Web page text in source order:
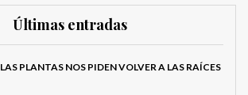
Últimas entradas
LAS PLANTAS NOS PIDEN VOLVER A LAS RAÍCES